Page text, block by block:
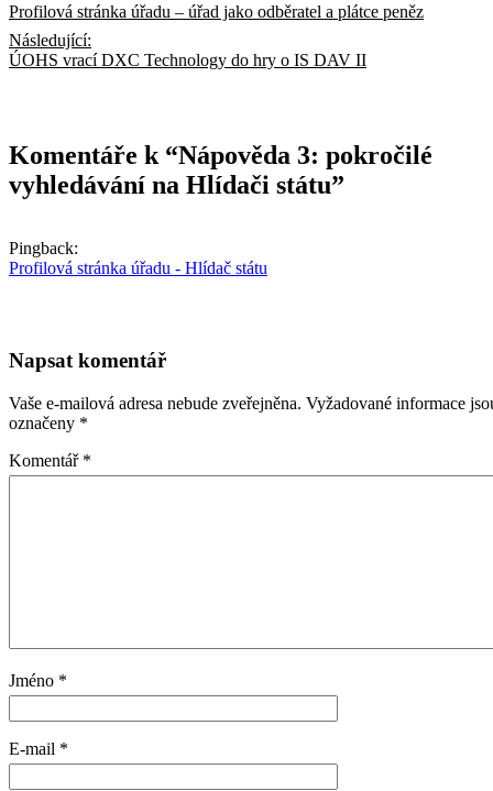
pro
příspěvek
Profilová stránka úřadu – úřad jako odběratel a plátce peněz
Následující:
ÚOHS vrací DXC Technology do hry o IS DAV II
Komentáře k “Nápověda 3: pokročilé
vyhledávání na Hlídači státu”
Pingback:
Profilová stránka úřadu - Hlídač státu
Napsat komentář
Vaše e-mailová adresa nebude zveřejněna. Vyžadované informace
označeny *
Komentář *
Jméno *
E-mail *